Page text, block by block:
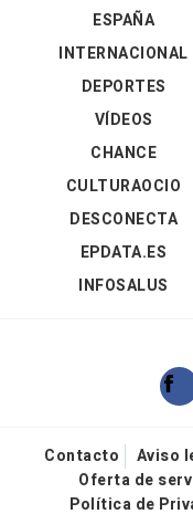
ESPAÑA
INTERNACIONAL
DEPORTES
VÍDEOS
CHANCE
CULTURAOCIO
DESCONECTA
EPDATA.ES
INFOSALUS
Contacto Aviso
Oferta de
Política de